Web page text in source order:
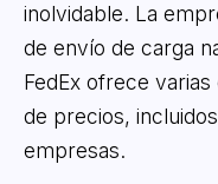
inolvidable. La
de envío de carga
FedEx ofrece
de precios,
empresas.